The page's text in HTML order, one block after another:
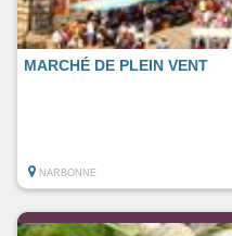
MARCHÉ DE PLEIN VENT
NARBONNE